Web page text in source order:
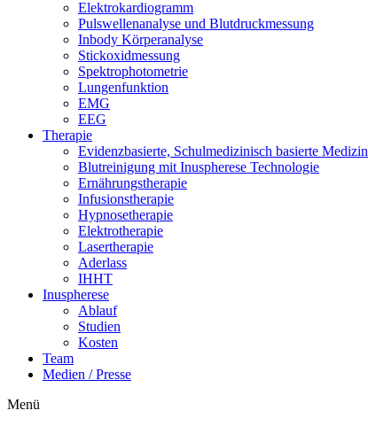
Elek­tro­kar­dio­gramm
Puls­wel­len­ana­ly­se und Blutdruckmessung
Inbo­dy Körperanalyse
Stick­oxid­mes­sung
Spek­tro­pho­to­me­trie
Lun­gen­funk­ti­on
EMG
EEG
The­ra­pie
Evi­denz­ba­sier­te, Schul­me­di­zi­nisch basier­te Medizin
Blut­rei­ni­gung mit Inu­s­phe­re­se Technologie
Ernäh­rungs­the­ra­pie
Infu­si­ons­the­ra­pie
Hyp­no­se­the­ra­pie
Elek­tro­the­ra­pie
Laser­the­ra­pie
Ader­lass
IHHT
Inu­s­phe­re­se
Ablauf
Stu­di­en
Kos­ten
Team
Medi­en / Presse
Menü